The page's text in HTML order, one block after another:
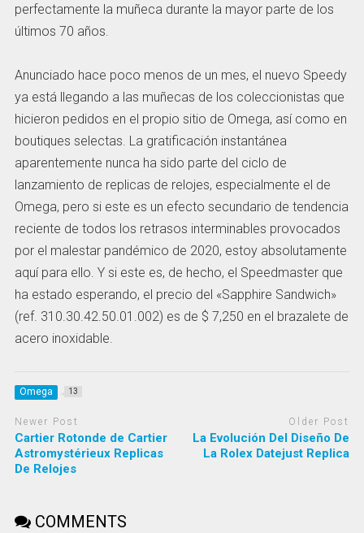
perfectamente la muñeca durante la mayor parte de los
últimos 70 años.
Anunciado hace poco menos de un mes, el nuevo Speedy
ya está llegando a las muñecas de los coleccionistas que
hicieron pedidos en el propio sitio de Omega, así como en
boutiques selectas. La gratificación instantánea
aparentemente nunca ha sido parte del ciclo de
lanzamiento de replicas de relojes, especialmente el de
Omega, pero si este es un efecto secundario de tendencia
reciente de todos los retrasos interminables provocados
por el malestar pandémico de 2020, estoy absolutamente
aquí para ello. Y si este es, de hecho, el Speedmaster que
ha estado esperando, el precio del «Sapphire Sandwich»
(ref. 310.30.42.50.01.002) es de $ 7,250 en el brazalete de
acero inoxidable.
Omega 13
Newer Post
Cartier Rotonde de Cartier
Astromystérieux Replicas
De Relojes
Older Post
La Evolución Del Diseño De
La Rolex Datejust Replica
COMMENTS